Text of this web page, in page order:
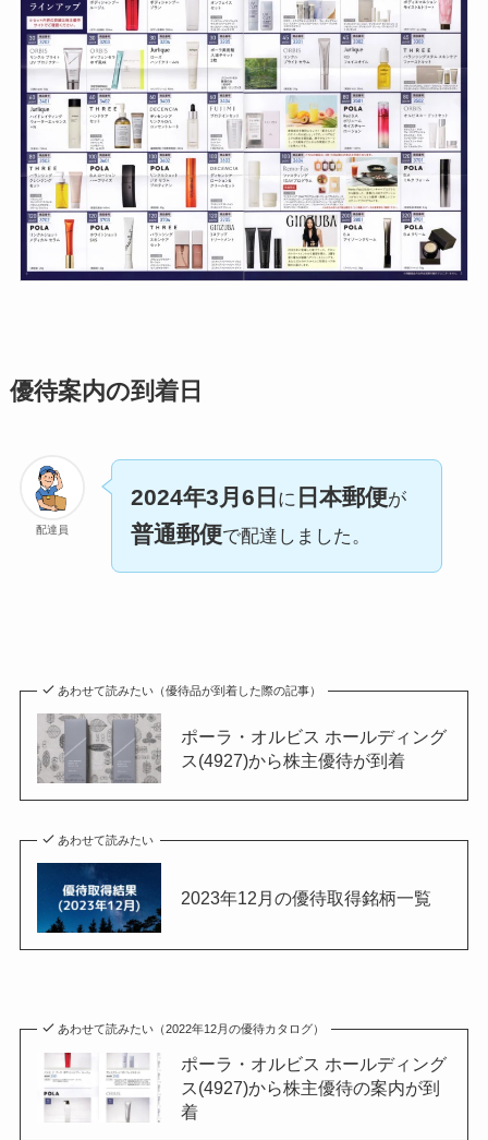
優待案内の到着日
配達員
2024年3月6日 に 日本郵便が
普通郵便で配達しました。
あわせて読みたい（優待品が到着した際の記事）
ポーラ・オルビス ホールディング
ス(4927)から株主優待が到着
あわせて読みたい
2023年12月の優待取得銘柄一覧
あわせて読みたい（2022年12月の優待カタログ）
ポーラ・オルビス ホールディング
ス(4927)から株主優待の案内が到
着